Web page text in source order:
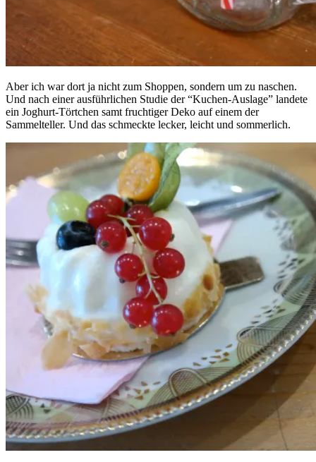
Aber ich war dort ja nicht zum Shoppen, sondern um zu naschen.
Und nach einer ausführlichen Studie der “Kuchen-Auslage” landete
ein Joghurt-Törtchen samt fruchtiger Deko auf einem der
Sammelteller. Und das schmeckte lecker, leicht und sommerlich.